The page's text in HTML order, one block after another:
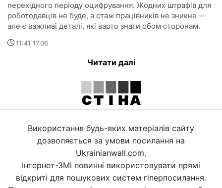
перехідного періоду оцифрування. Жодних штрафів для
роботодавців не буде, а стаж працівників не зникне —
але є важливі деталі, які варто знати обом сторонам.
11:41 17.06
Читати далі
Використання будь-яких матеріалів сайту
дозволяється за умови посилання на
Ukrainianwall.com.
Інтернет-ЗМІ повинні використовувати прямі
відкриті для пошукових систем гіперпосилання.